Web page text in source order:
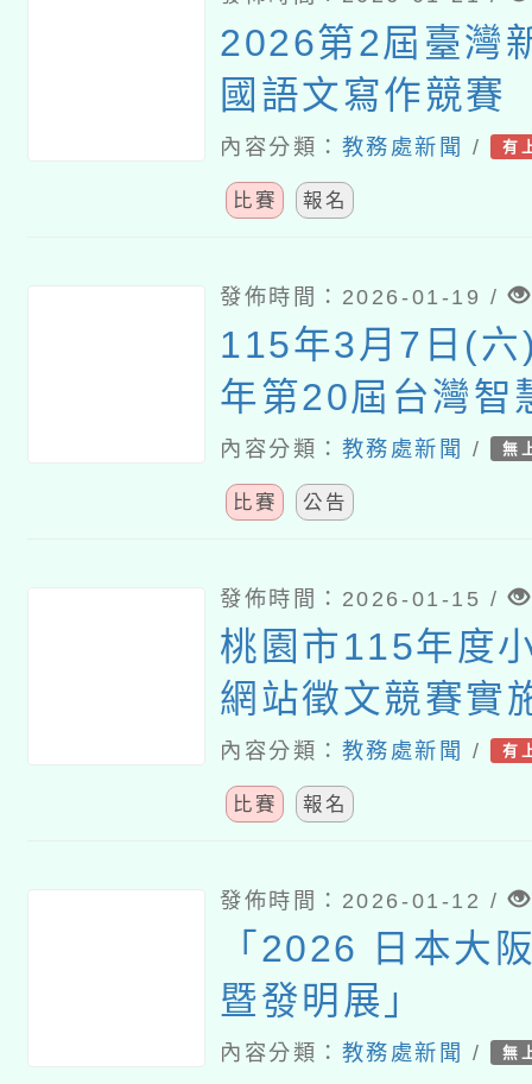
2026第2屆臺灣
國語文寫作競賽
內容分類： 教務處新聞 / 有
比賽 報名
發佈時間：2026-01-19 /
115年3月7日(
年第20屆台灣智
大賽
內容分類： 教務處新聞 / 無
比賽 公告
發佈時間：2026-01-15 /
桃園市115年度
網站徵文競賽實
內容分類： 教務處新聞 / 有
比賽 報名
發佈時間：2026-01-12 /
「2026 日本大
暨發明展」
內容分類： 教務處新聞 / 無